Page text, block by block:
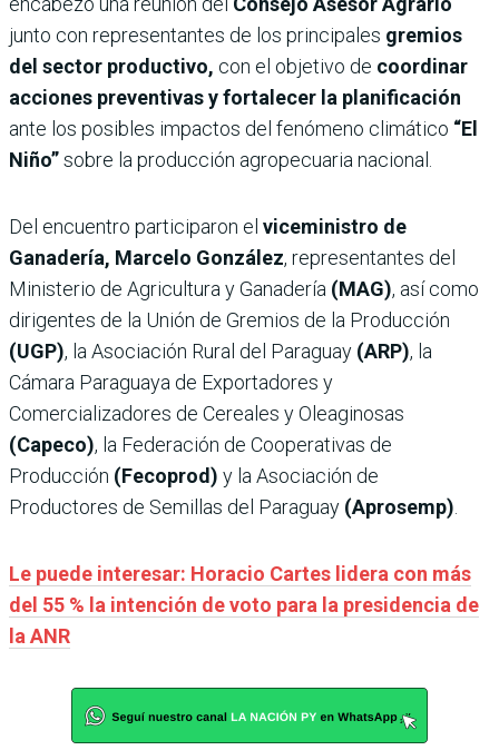
junto con representantes de los principales gremios
del sector productivo, con el objetivo de coordinar
acciones preventivas y fortalecer la planificación
ante los posibles impactos del fenómeno climático “El
Niño”sobre la producción agropecuaria nacional.
Del encuentro participaron el viceministro de
Ganadería, Marcelo González, representantes del
Ministerio de Agricultura y Ganadería (MAG), así como
dirigentes de la Unión de Gremios de la Producción
(UGP), la Asociación Rural del Paraguay (ARP), la
Cámara Paraguaya de Exportadores y
Comercializadores de Cereales y Oleaginosas
(Capeco), la Federación de Cooperativas de
Producción (Fecoprod) y la Asociación de
Productores de Semillas del Paraguay (Aprosemp)
Le puede interesar: Horacio Cartes lidera con más
del 55 % la intención de voto para la presidencia de
la ANR